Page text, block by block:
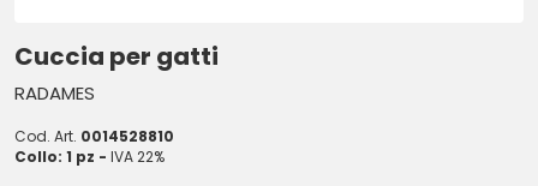
Cuccia per gatti
RADAMES
Cod. Art. 0014528810
Collo: 1 pz - IVA 22%